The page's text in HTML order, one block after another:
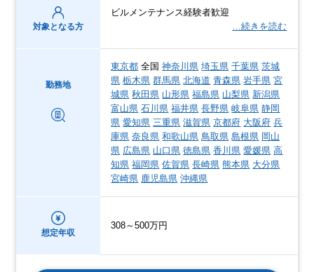
対象となる方
ビルメンテナンス経験者歓迎
…続きを読む
勤務地
東京都 全国神奈川県 埼玉県 千葉県 茨城
県 栃木県 群馬県 北海道 青森県 岩手県 宮
城県 秋田県 山形県 福島県 山梨県 新潟県
富山県 石川県 福井県 長野県 岐阜県 静岡
県 愛知県 三重県 滋賀県 京都府 大阪府 兵
庫県 奈良県 和歌山県 鳥取県 島根県 岡山
県 広島県 山口県 徳島県 香川県 愛媛県 高
知県 福岡県 佐賀県 長崎県 熊本県 大分県
宮崎県 鹿児島県 沖縄県
想定年収
308～500万円